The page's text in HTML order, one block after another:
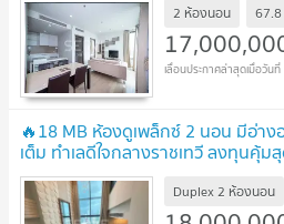
2 ห้องนอน 67.8
🔥18 MB ห้องดูเพล็กซ์ 2 นอน มีอ่า
เต็ม ทำเลดีใจกลางราชเทวี ลงทุนคุ้ม
Duplex 2 ห้องนอน